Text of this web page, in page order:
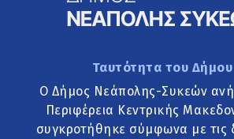
Ταυτότητα του Δήμου
Ο Δήμος Νεάπολης-Συκεών
Περιφέρεια Κεντρικής
συγκροτήθηκε σύμφωνα με τις